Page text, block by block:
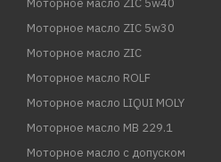
Моторное масло ZIC 5w40
Моторное масло ZIC 5w30
Моторное масло ZIC
Моторное масло ROLF
Моторное масло LIQUI MOLY
Моторное масло MB 229.1
Моторное масло с допуском